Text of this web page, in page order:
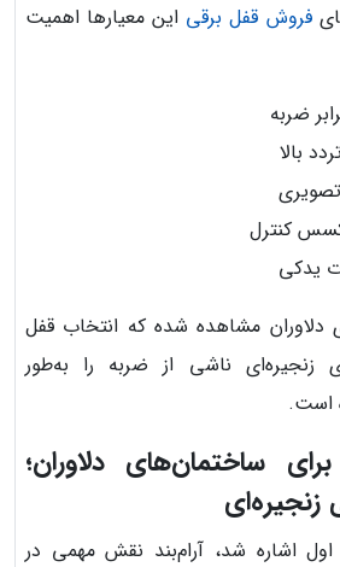
فروش قفل برقی این معیارها اهمیت
ضربه
بالا
تصویری
کنترل
یدکی
دلاوران مشاهده شده که انتخاب قفل
زنجیره‌ای ناشی از ضربه را به‌طور
است.
ساختمان‌های دلاوران؛
زنجیره‌ای
اشاره شد، آرام‌بند نقش مهمی در